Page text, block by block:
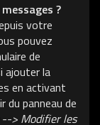
?
votre
pouvez
de
ajouter la
en activant
du panneau de
> Modifier les